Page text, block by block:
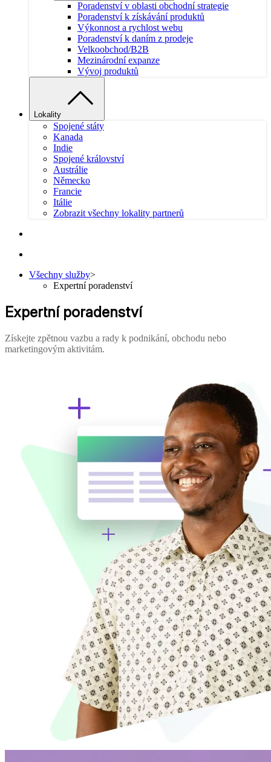
Poradenství v oblasti obchodní strategie
Poradenství k získávání produktů
Výkonnost a rychlost webu
Poradenství k daním z prodeje
Velkoobchod/B2B
Mezinárodní expanze
Vývoj produktů
Lokality
Spojené státy
Kanada
Indie
Spojené království
Austrálie
Německo
Francie
Itálie
Zobrazit všechny lokality partnerů
Všechny služby>
Expertní poradenství
Expertní poradenství
Získejte zpětnou vazbu a rady k podnikání, obchodu nebo
marketingovým aktivitám.